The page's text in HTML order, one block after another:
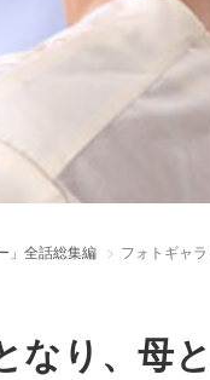
」全話総集編
フォトギャ
なり、母